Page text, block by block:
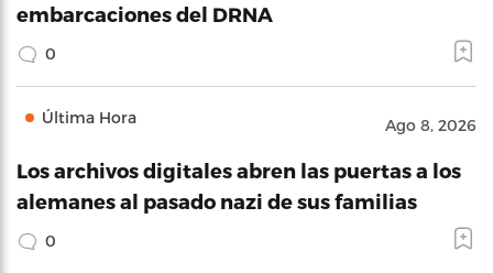
embarcaciones del DRNA
0
Última Hora Ago 8, 2026
Los archivos digitales abren las puertas a los
alemanes al pasado nazi de sus familias
0